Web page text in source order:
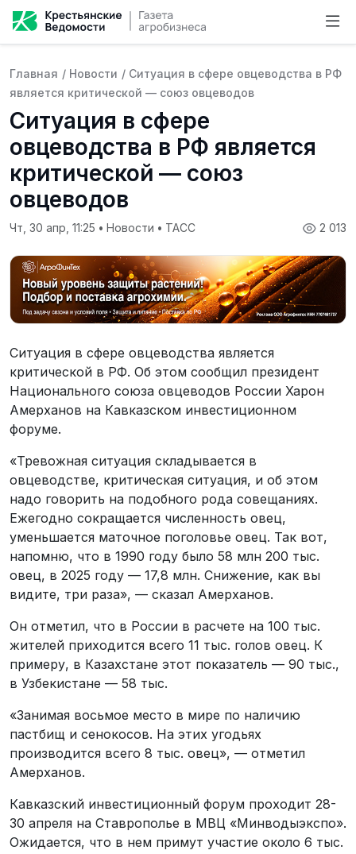
Главная / Новости / Ситуация в сфере овцеводства в РФ
является критической — союз овцеводов
Ситуация в сфере
овцеводства в РФ является
критической — союз
овцеводов
2 013
Чт, 30 апр, 11:25 • Новости • ТАСС
Ситуация в сфере овцеводства является
критической в РФ. Об этом сообщил президент
Национального союза овцеводов России Харон
Амерханов на Кавказском инвестиционном
форуме.
«Тревожная ситуация складывается в
овцеводстве, критическая ситуация, и об этом
надо говорить на подобного рода совещаниях.
Ежегодно сокращается численность овец,
уменьшается маточное поголовье овец. Так вот,
напомню, что в 1990 году было 58 млн 200 тыс.
овец, в 2025 году — 17,8 млн. Снижение, как вы
видите, три раза», — сказал Амерханов.
Он отметил, что в России в расчете на 100 тыс.
жителей приходится всего 11 тыс. голов овец. К
примеру, в Казахстане этот показатель — 90 тыс.,
в Узбекистане — 58 тыс.
«Занимая восьмое место в мире по наличию
пастбищ и сенокосов. На этих угодьях
производится всего 8 тыс. овец», — отметил
Амерханов.
Кавказский инвестиционный форум проходит 28-
30 апреля на Ставрополье в МВЦ «Минводыэкспо».
Ожидается, что в нем примут участие около 6 тыс.